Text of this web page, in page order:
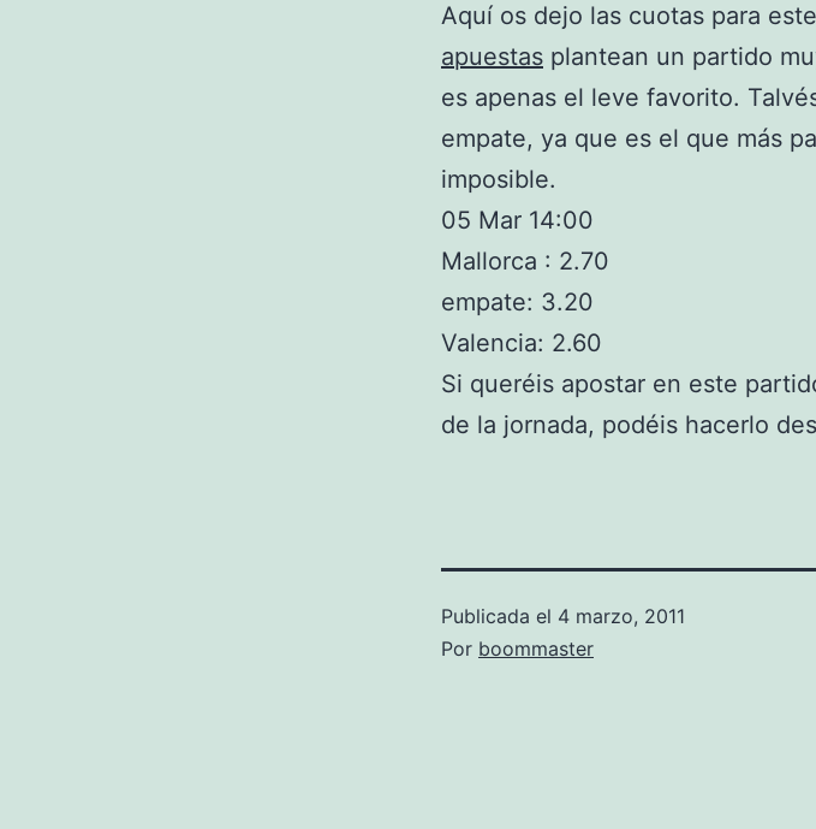
Aquí os dejo las cuotas para
apuestas plantean un partido
es apenas el leve favorito.
empate, ya que es el que más
imposible.
05 Mar 14:00
Mallorca : 2.70
empate: 3.20
Valencia: 2.60
Si queréis apostar en este
de la jornada, podéis hacerlo
Publicada el 4 marzo, 2011
Por boommaster